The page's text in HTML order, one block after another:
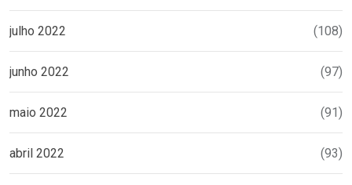
julho 2022 (108)
junho 2022 (97)
maio 2022 (91)
abril 2022 (93)